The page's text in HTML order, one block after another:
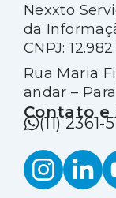
Nexxto
da
CNPJ:
Rua Maria
andar –
Contato e
(11) 2361-